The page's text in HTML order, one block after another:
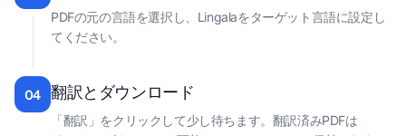
PDFの元の言語を選択し、Lingalaをターゲット言語に設定し
てください。
04 翻訳とダウンロード
「翻訳」をクリックして少し待ちます。翻訳済みPDFは